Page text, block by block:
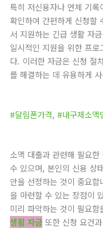
특히 저신용자나 연체 기
확인하여 간편하게 신청할
서 지원하는 긴급 생활 자
일시적인 지원을 위한 프
다. 이러한 자금은 신청 절
를 해결하는 데 유용하게
#달림폰가격, #내구제소액
소액 대출과 관련해 필요
수 있으며, 본인의 신용 상
안을 선정하는 것이 중요
을 마련할 수 있는 장점이
미리 파악하는 것이 필요
생활 자금 또한 신청 요건